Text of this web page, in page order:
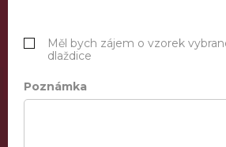
Měl bych zájem o vzorek
dlaždice
Poznámka